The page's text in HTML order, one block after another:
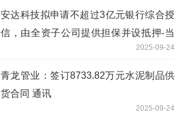
安达科技拟申请不超过3亿元银行综合授
信，由全资子公司提供担保并设抵押-当
2025-09-24
青龙管业：签订8733.82万元水泥制品供
货合同 通讯
2025-09-24